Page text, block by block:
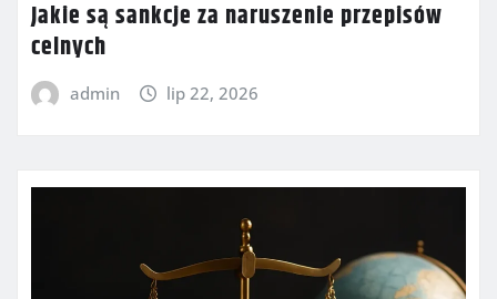
Jakie są sankcje za naruszenie przepisów
celnych
admin lip 22, 2026